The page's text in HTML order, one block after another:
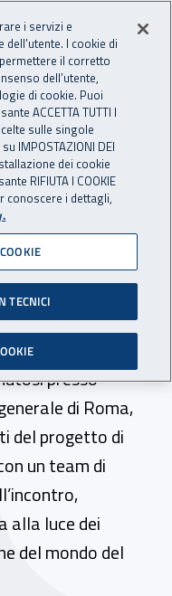
Apri cerca
sfida
presso
di Roma,
del progetto di
un team di
alla luce dei
del mondo del
i servizi e
I cookie di
il corretto
dell’utente,
di cookie. Puoi
ACCETTA TUTTI I
sulle singole
IMPOSTAZIONI DEI
dei cookie
RIFIUTA I COOKIE
conoscere i dettagli,
TECNICI